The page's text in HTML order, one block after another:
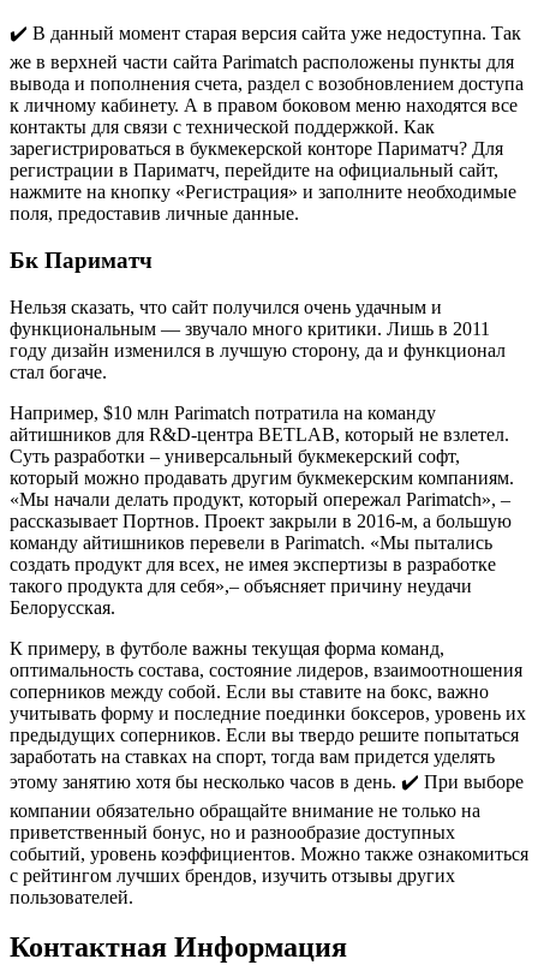
️✔️ В данный момент старая версия сайта уже недоступна. Так
же в верхней части сайта Parimatch расположены пункты для
вывода и пополнения счета, раздел с возобновлением доступа
к личному кабинету. А в правом боковом меню находятся все
контакты для связи с технической поддержкой. Как
зарегистрироваться в букмекерской конторе Париматч? Для
регистрации в Париматч, перейдите на официальный сайт,
нажмите на кнопку «Регистрация» и заполните необходимые
поля, предоставив личные данные.
Бк Париматч
Нельзя сказать, что сайт получился очень удачным и
функциональным — звучало много критики. Лишь в 2011
году дизайн изменился в лучшую сторону, да и функционал
стал богаче.
Например, $10 млн Parimatch потратила на команду
айтишников для R&D‑центра BETLAB, который не взлетел.
Суть разработки – универсальный букмекерский софт,
который можно продавать другим букмекерским компаниям.
«Мы начали делать продукт, который опережал Parimatch», –
рассказывает Портнов. Проект закрыли в 2016‑м, а большую
команду айтишников перевели в Parimatch. «Мы пытались
создать продукт для всех, не имея экспертизы в разработке
такого продукта для себя»,– объясняет причину неудачи
Белорусская.
К примеру, в футболе важны текущая форма команд,
оптимальность состава, состояние лидеров, взаимоотношения
соперников между собой. Если вы ставите на бокс, важно
учитывать форму и последние поединки боксеров, уровень их
предыдущих соперников. Если вы твердо решите попытаться
заработать на ставках на спорт, тогда вам придется уделять
этому занятию хотя бы несколько часов в день. ✔️ При выборе
компании обязательно обращайте внимание не только на
приветственный бонус, но и разнообразие доступных
событий, уровень коэффициентов. Можно также ознакомиться
с рейтингом лучших брендов, изучить отзывы других
пользователей.
Контактная Информация